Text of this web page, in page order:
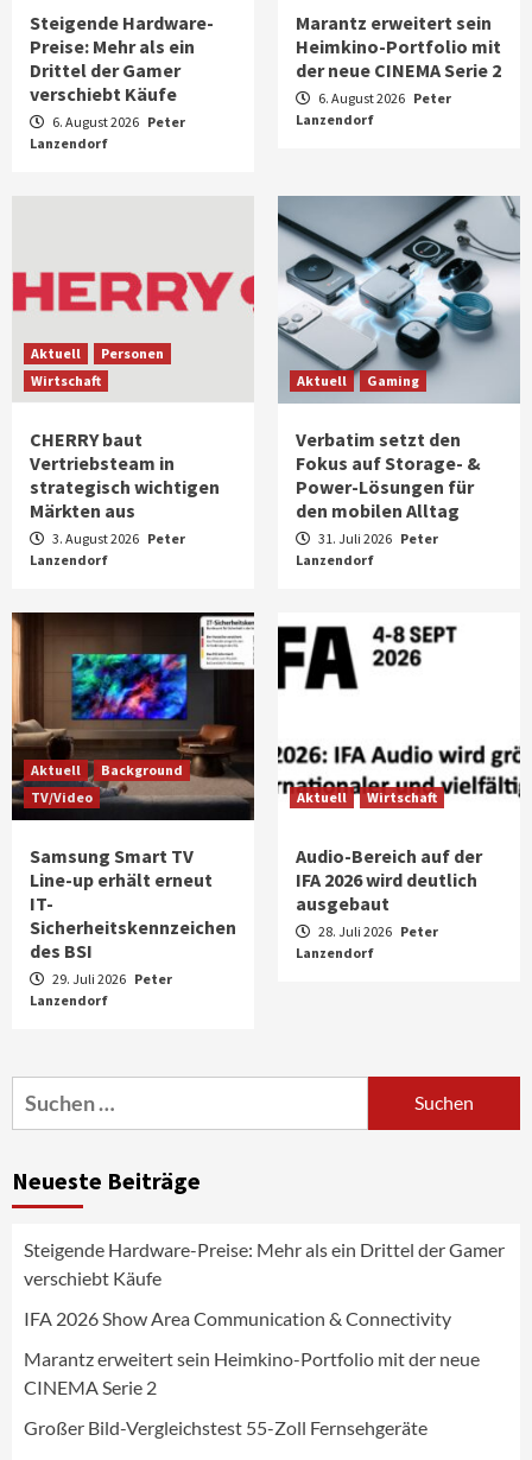
Steigende Hardware-
Preise: Mehr als ein
Drittel der Gamer
verschiebt Käufe
6. August 2026 Peter
Lanzendorf
Marantz erweitert sein
Heimkino-Portfolio mit
der neue CINEMA Serie 2
6. August 2026 Peter
Lanzendorf
Aktuell
Personen
Wirtschaft
CHERRY baut
Vertriebsteam in
strategisch wichtigen
Märkten aus
3. August 2026 Peter
Lanzendorf
Aktuell Gaming
Verbatim setzt den
Fokus auf Storage- &
Power-Lösungen für
den mobilen Alltag
31. Juli 2026 Peter
Lanzendorf
Aktuell
Background
TV/Video
Samsung Smart TV
Line-up erhält erneut
IT-
Sicherheitskennzeichen
des BSI
29. Juli 2026 Peter
Lanzendorf
Aktuell Wirtschaft
Audio-Bereich auf der
IFA 2026 wird deutlich
ausgebaut
28. Juli 2026 Peter
Lanzendorf
Suchen
nach:
Neueste Beiträge
Steigende Hardware-Preise: Mehr als ein Drittel der Gamer
verschiebt Käufe
IFA 2026 Show Area Communication & Connectivity
Marantz erweitert sein Heimkino-Portfolio mit der neue
CINEMA Serie 2
Großer Bild-Vergleichstest 55-Zoll Fernsehgeräte
4
News aus dem Internet
Fernsehgeräte
5
NIQ kehrt zur IFA 2026 zurück und prägt
die Branchendebatte
Aktuell
CHERRY baut Vertriebsteam in